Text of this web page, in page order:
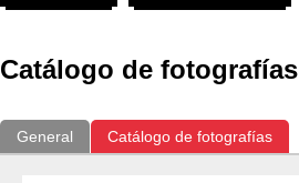
Catálogo de fotografías
General Catálogo de fotografías